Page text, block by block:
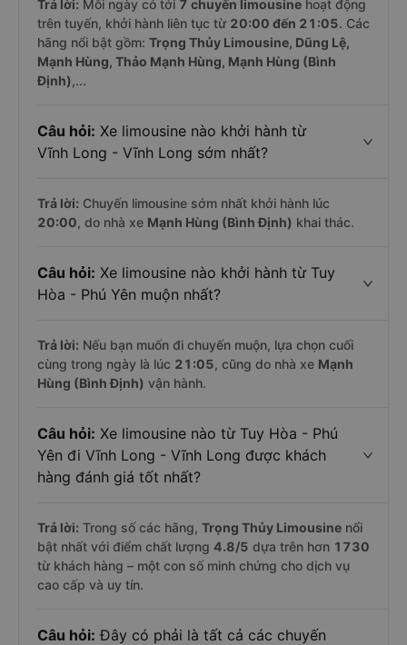
Trả lời: Mỗi ngày có tới 7 chuyến limousine hoạt động
trên tuyến, khởi hành liên tục từ 20:00 đến 21:05. Các
hãng nổi bật gồm: Trọng Thủy Limousine, Dũng Lệ,
Mạnh Hùng, Thảo Mạnh Hùng, Mạnh Hùng (Bình
Định),...
Câu hỏi: Xe limousine nào khởi hành từ
Vĩnh Long - Vĩnh Long sớm nhất?
Trả lời: Chuyến limousine sớm nhất khởi hành lúc
20:00, do nhà xe Mạnh Hùng (Bình Định) khai thác.
Câu hỏi: Xe limousine nào khởi hành từ Tuy
Hòa - Phú Yên muộn nhất?
Trả lời: Nếu bạn muốn đi chuyến muộn, lựa chọn cuối
cùng trong ngày là lúc 21:05, cũng do nhà xe Mạnh
Hùng (Bình Định) vận hành.
Câu hỏi: Xe limousine nào từ Tuy Hòa - Phú
Yên đi Vĩnh Long - Vĩnh Long được khách
hàng đánh giá tốt nhất?
Trả lời: Trong số các hãng, Trọng Thủy Limousine nổi
bật nhất với điểm chất lượng 4.8/5 dựa trên hơn 1730
từ khách hàng – một con số minh chứng cho dịch vụ
cao cấp và uy tín.
Câu hỏi: Đây có phải là tất cả các chuyến